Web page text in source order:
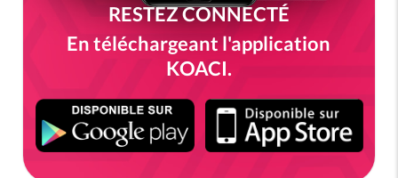
RESTEZ CONNECTÉ
En téléchargeant l'application
KOACI.